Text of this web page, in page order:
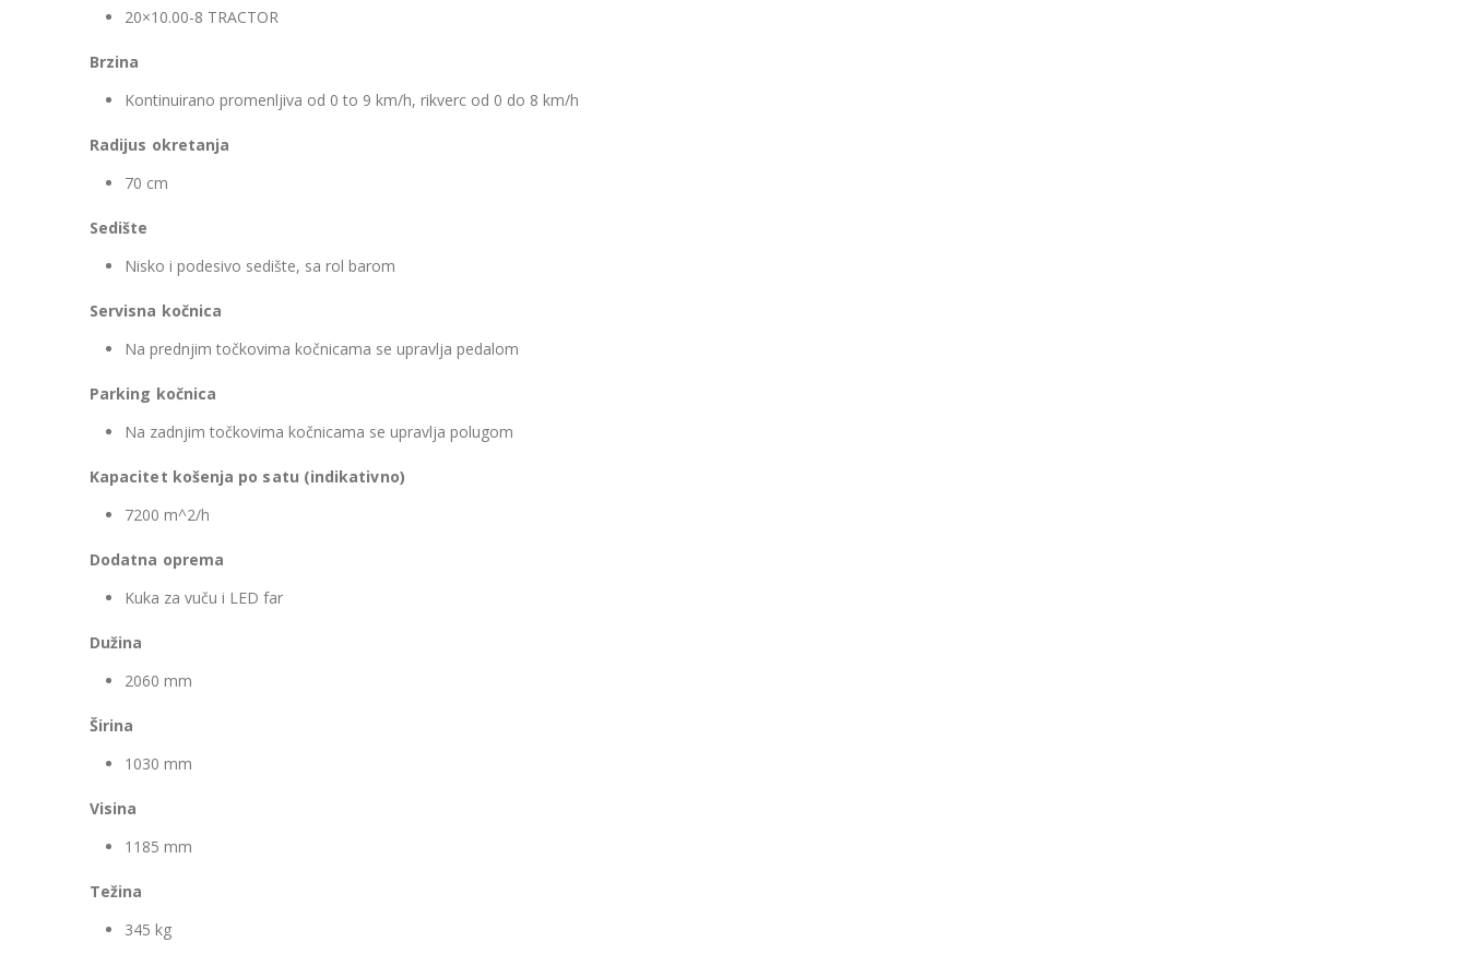
20×10.00-8 TRACTOR
Brzina
Kontinuirano promenljiva od 0 to 9 km/h, rikverc od 0 do 8 km/h
Radijus okretanja
70 cm
Sedište
Nisko i podesivo sedište, sa rol barom
Servisna kočnica
Na prednjim točkovima kočnicama se upravlja pedalom
Parking kočnica
Na zadnjim točkovima kočnicama se upravlja polugom
Kapacitet košenja po satu (indikativno)
7200 m^2/h
Dodatna oprema
Kuka za vuču i LED far
Dužina
2060 mm
Širina
1030 mm
Visina
1185 mm
Težina
345 kg